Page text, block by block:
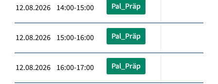
12.08.2026 14:00-15:00 Pal_Präp
12.08.2026 15:00-16:00 Pal_Präp
12.08.2026 16:00-17:00 Pal_Präp